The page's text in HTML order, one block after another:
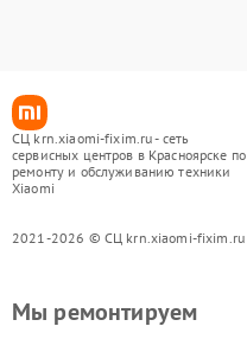
СЦ krn.xiaomi-fixim.ru - сеть
сервисных центров в Красноярске по
ремонту и обслуживанию техники
Xiaomi
2021-2026 © СЦ krn.xiaomi-fixim.ru
Мы ремонтируем